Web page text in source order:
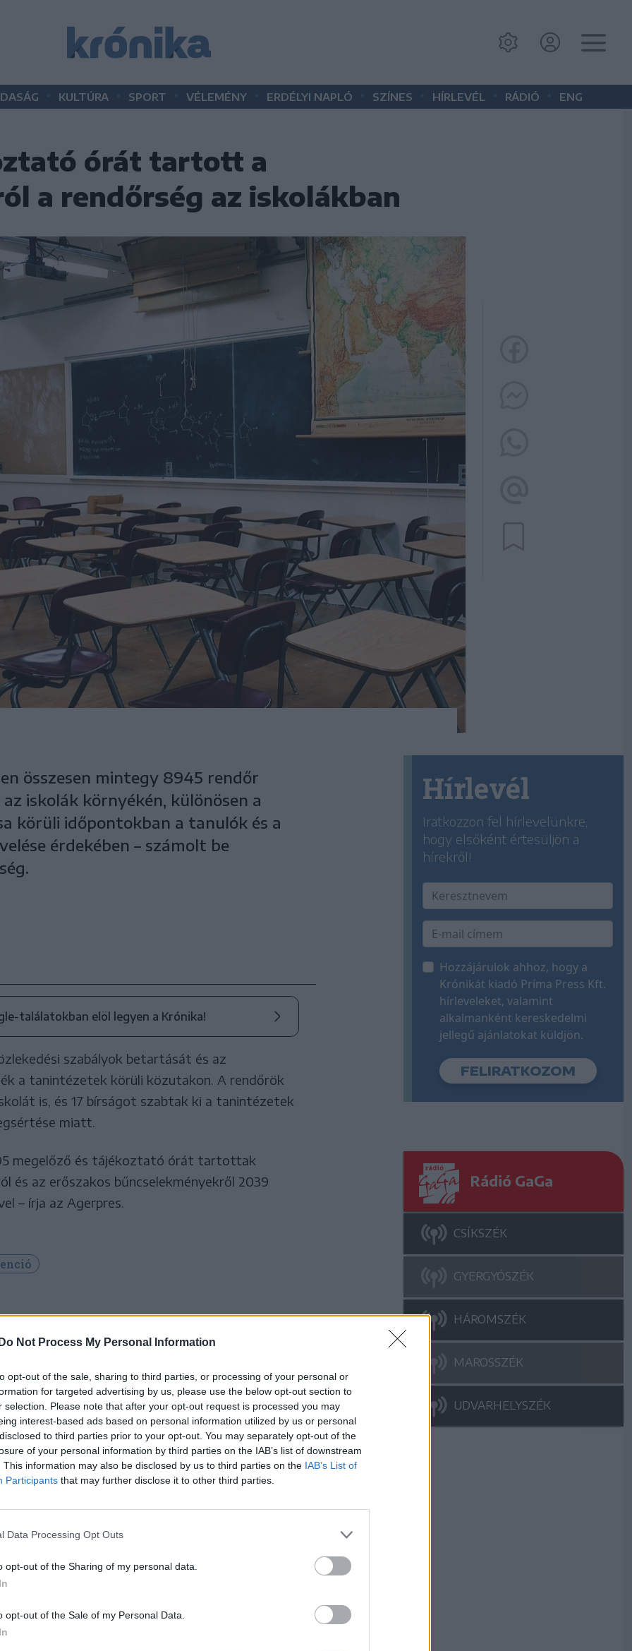
Do Not Process My Personal Information
opt-out of the sale, sharing to third parties, or processing of your personal or
for targeted advertising by us, please use the below opt-out section to
selection. Please note that after your opt-out request is processed you may
interest-based ads based on personal information utilized by us or personal
to third parties prior to your opt-out. You may separately opt-out of the
of your personal information by third parties on the IAB’s list of downstream
This information may also be disclosed by us to third parties on the IAB’s List of
Participants that may further disclose it to other third parties.
Data Processing Opt Outs
opt-out of the Sharing of my personal data.
opt-out of the Sale of my Personal Data.
KULTÚRA SPORT VÉLEMÉNY ERDÉLYI NAPLÓ SZÍNES HÍRLEVÉL RÁDIÓ ENG
órát tartott a
a rendőrség az iskolákban
összesen mintegy 8945 rendőr
iskolák környékén, különösen a
körüli időpontokban a tanulók és a
érdekében – számolt be
találatokban elöl legyen a Krónika!
szabályok betartását és az
a tanintézetek körüli közutakon. A rendőrök
is, és 17 bírságot szabtak ki a tanintézetek
miatt.
megelőző és tájékoztató órát tartottak
az erőszakos bűncselekményekről 2039
– írja az Agerpres.
Hírlevél
Iratkozzon fel hírlevelünkre,
hogy elsőként értesüljön a
hírekről!
Hozzájárulok ahhoz, hogy a
Krónikát kiadó Príma Press Kft.
hírleveleket, valamint
alkalmanként kereskedelmi
jellegű ajánlatokat küldjön.
Rádió GaGa
CSÍKSZÉK
GYERGYÓSZÉK
HÁROMSZÉK
MAROSSZÉK
UDVARHELYSZÉK